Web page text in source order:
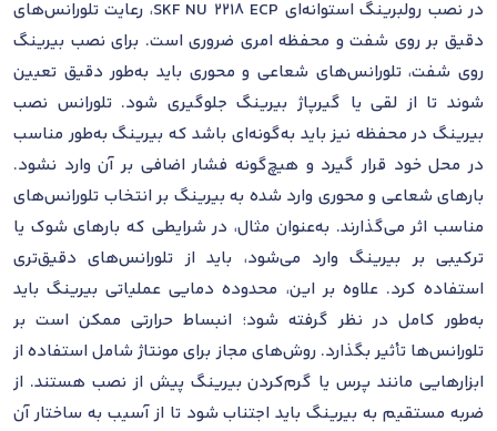
در نصب رولبرینگ استوانه‌ای SKF NU 2218 ECP، رعایت تلورانس‌های
دقیق بر روی شفت و محفظه امری ضروری است. برای نصب بیرینگ
روی شفت، تلورانس‌های شعاعی و محوری باید به‌طور دقیق تعیین
شوند تا از لقی یا گیرپاژ بیرینگ جلوگیری شود. تلورانس نصب
بیرینگ در محفظه نیز باید به‌گونه‌ای باشد که بیرینگ به‌طور مناسب
در محل خود قرار گیرد و هیچ‌گونه فشار اضافی بر آن وارد نشود.
بارهای شعاعی و محوری وارد شده به بیرینگ بر انتخاب تلورانس‌های
مناسب اثر می‌گذارند. به‌عنوان مثال، در شرایطی که بارهای شوک یا
ترکیبی بر بیرینگ وارد می‌شود، باید از تلورانس‌های دقیق‌تری
استفاده کرد. علاوه بر این، محدوده دمایی عملیاتی بیرینگ باید
به‌طور کامل در نظر گرفته شود؛ انبساط حرارتی ممکن است بر
تلورانس‌ها تأثیر بگذارد. روش‌های مجاز برای مونتاژ شامل استفاده از
ابزارهایی مانند پرس یا گرم‌کردن بیرینگ پیش از نصب هستند. از
ضربه مستقیم به بیرینگ باید اجتناب شود تا از آسیب به ساختار آن